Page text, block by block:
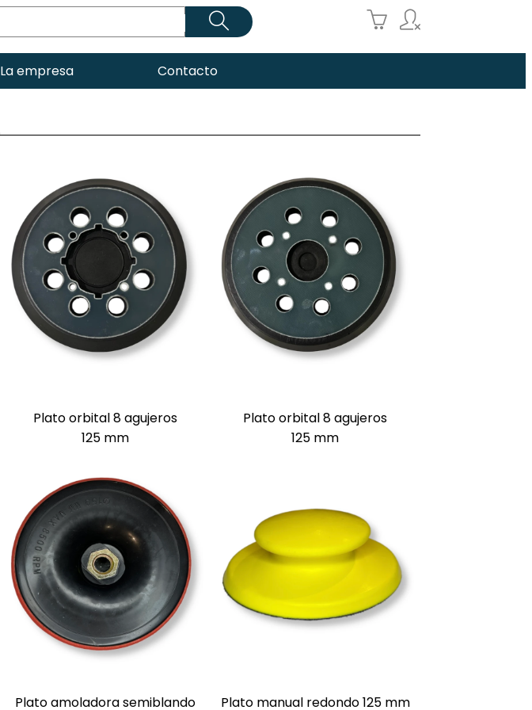
  
La empresa Contacto
Plato orbital 8 agujeros
125 mm
Plato orbital 8 agujeros
125 mm
Plato amoladora semiblando
Plato manual redondo 125 mm